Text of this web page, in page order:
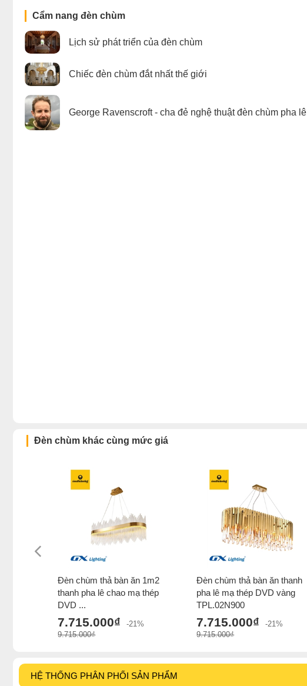
Cẩm nang đèn chùm
Lịch sử phát triển của đèn chùm
Chiếc đèn chùm đắt nhất thế giới
George Ravenscroft - cha đẻ nghệ thuật đèn chùm pha lê
Đèn chùm khác cùng mức giá
Đèn chùm thả bàn ăn 1m2
thanh pha lê chao mạ thép
DVD ...
7.715.000₫
-21%
9.715.000₫
Đèn chùm thả bàn ăn thanh
pha lê mạ thép DVD vàng
TPL.02N900
7.715.000₫
-21%
9.715.000₫
HỆ THỐNG PHÂN PHỐI SẢN PHẨM